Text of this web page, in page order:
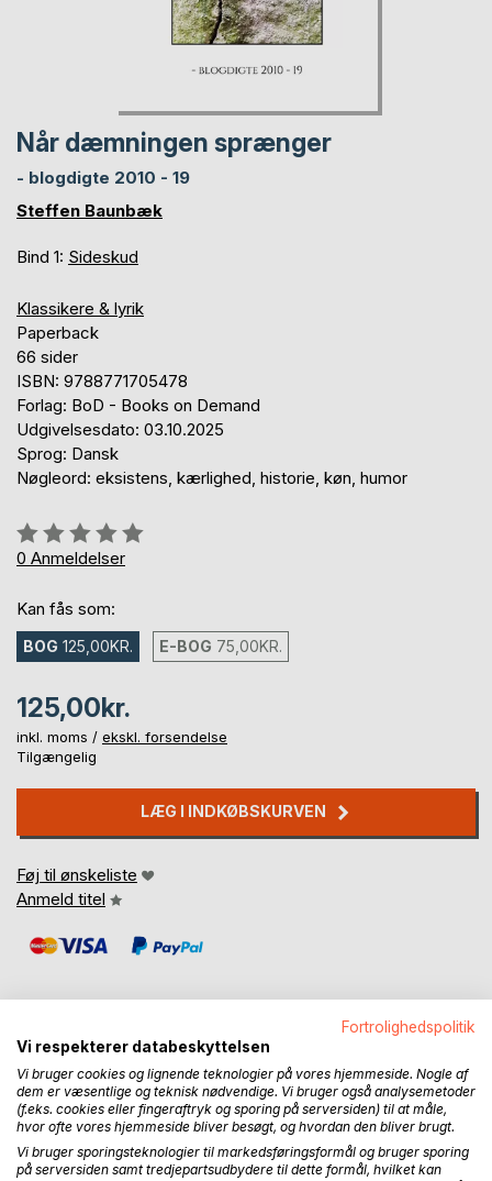
Når dæmningen sprænger
- blogdigte 2010 - 19
Steffen Baunbæk
Bind 1: Sideskud
Klassikere & lyrik
Paperback
66 sider
ISBN: 9788771705478
Forlag: BoD - Books on Demand
Udgivelsesdato: 03.10.2025
Sprog: Dansk
Nøgleord: eksistens, kærlighed, historie, køn, humor
Anmeldelse::
0%
0 Anmeldelser
Kan fås som:
BOG 125,00KR. E-BOG 75,00KR.
125,00kr.
inkl. moms / ekskl. forsendelse
Tilgængelig
LÆG I INDKØBSKURVEN
Føj til ønskeliste
Anmeld titel
BESKRIVELSE
Når dæmningen sprænger er et udvalg af tekster, som i
årene 2010 - 19 blev bragt på bloggen Assistens &
elsewhere, hvor forfatteren på daglig basis digtede om alt
Fortrolighedspolitik
Vi respekterer databeskyttelsen
Vi bruger cookies og lignende teknologier på vores hjemmeside. Nogle af
dem er væsentlige og teknisk nødvendige. Vi bruger også analysemetoder
(f.eks. cookies eller fingeraftryk og sporing på serversiden) til at måle,
hvor ofte vores hjemmeside bliver besøgt, og hvordan den bliver brugt.
Vi bruger sporingsteknologier til markedsføringsformål og bruger sporing
på serversiden samt tredjepartsudbydere til dette formål, hvilket kan